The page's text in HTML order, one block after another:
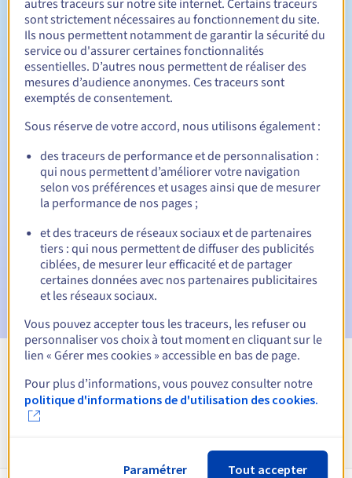
Durée de renouvellement Entre 1 et 10 ans
Période de rédemption
Notifications automatiques :
E-mails d'avertissement : 60, 30, 15, 7 et 3 jours avant la
date d'échéance
E-mail le jour de l'expirationpour notification de la
suspension du nom de domaine
E-mail après la période de grâce de rédemptionpour
notification de la suppression du nom de domaine
Voir toutes les extensions
autres traceurs sur notre site internet. Certains traceurs
sont strictement nécessaires au fonctionnement du site.
Ils nous permettent notamment de garantir la sécurité du
service ou d'assurer certaines fonctionnalités
essentielles. D’autres nous permettent de réaliser des
mesures d’audience anonymes. Ces traceurs sont
exemptés de consentement.
Sous réserve de votre accord, nous utilisons également :
des traceurs de performance et de personnalisation :
qui nous permettent d’améliorer votre navigation
selon vos préférences et usages ainsi que de mesurer
la performance de nos pages ;
et des traceurs de réseaux sociaux et de partenaires
tiers : qui nous permettent de diffuser des publicités
ciblées, de mesurer leur efficacité et de partager
certaines données avec nos partenaires publicitaires
et les réseaux sociaux.
Vous pouvez accepter tous les traceurs, les refuser ou
personnaliser vos choix à tout moment en cliquant sur le
lien « Gérer mes cookies » accessible en bas de page.
Pour plus d’informations, vous pouvez consulter notre
politique d'informations de d'utilisation des cookies.
Paramétrer Tout accepter